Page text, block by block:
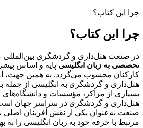
چرا این کتاب؟
چرا این کتاب؟
در صنعت هتل‌داری و گردشگری بین‌المللی
تخصصی به زبان انگلیسی پایه و اساس
کارکنان محسوب می‌گردد. به همین
هتل‌داری و گردشگری به انگلیسی از جمله
بسیاری از مراکز، مؤسسات و
هتل‌داری و گردشگری در سراسر جهان
صنعت به‌عنوان یکی از نقش آفرینان اصلی
مرتبط با حرفه خود به زبان انگلیسی را به